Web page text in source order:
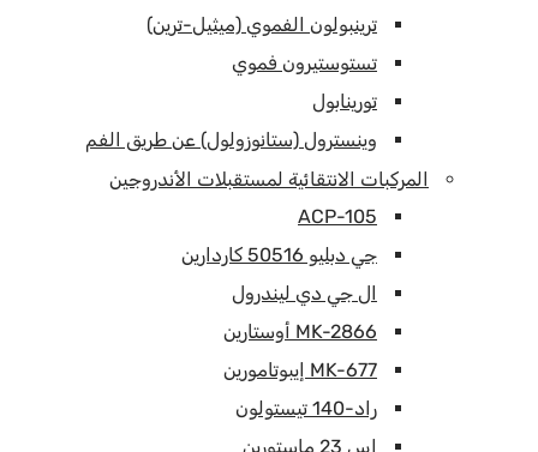
ترينبولون الفموي (ميثيل-ترين)
تستوستيرون فموي
تورينابول
وينسترول (ستانوزولول) عن طريق الفم
المركبات الانتقائية لمستقبلات الأندروجين
ACP-105
جي دبليو 50516 كاردارين
ال جي دي ليندرول
MK-2866 أوستارين
MK-677 إيبوتامورين
راد-140 تيستولون
إس 23 ماستورين